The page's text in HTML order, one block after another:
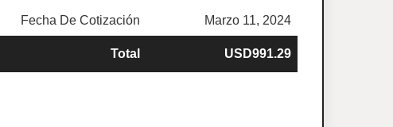
Fecha De Cotización Marzo 11, 2024
Total USD991.29